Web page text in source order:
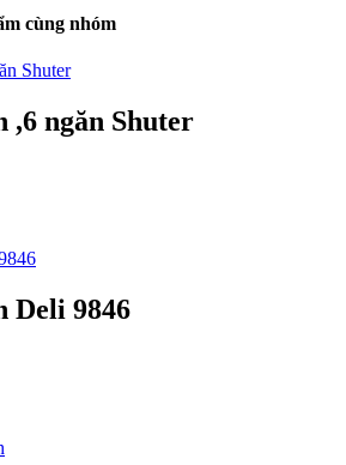
cùng nhóm
,6 ngăn Shuter
Deli 9846